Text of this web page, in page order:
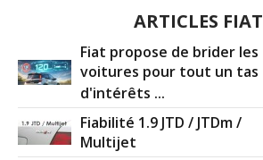
ARTICLES FIAT
Fiat propose de brider les
voitures pour tout un tas
d'intérêts ...
Fiabilité 1.9 JTD / JTDm /
Multijet